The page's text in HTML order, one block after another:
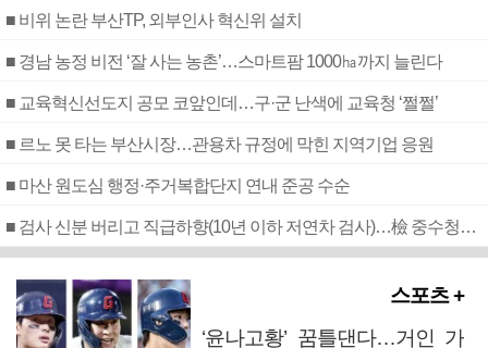
■ 비위 논란 부산TP, 외부인사 혁신위 설치
■ 경남 농정 비전 ‘잘 사는 농촌’…스마트팜 1000㏊까지 늘린다
■ 교육혁신선도지 공모 코앞인데…구·군 난색에 교육청 ‘쩔쩔’
■ 르노 못 타는 부산시장…관용차 규정에 막힌 지역기업 응원
■ 마산 원도심 행정·주거복합단지 연내 준공 수순
■ 검사 신분 버리고 직급하향(10년 이하 저연차 검사)…檢 중수청행 기피
스포츠 +
‘윤나고황’ 꿈틀댄다…거인 가